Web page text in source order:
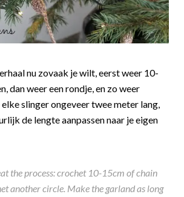
nu zovaak je wilt, eerst weer 10-
dan weer een rondje, en zo weer
slinger ongeveer twee meter lang,
de lengte aanpassen naar je eigen
the process: crochet 10-15cm of chain
another circle. Make the garland as long